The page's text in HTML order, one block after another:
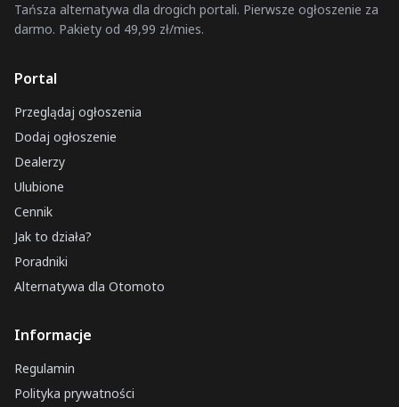
Tańsza alternatywa dla drogich portali. Pierwsze ogłoszenie za
darmo. Pakiety od 49,99 zł/mies.
Portal
Przeglądaj ogłoszenia
Dodaj ogłoszenie
Dealerzy
Ulubione
Cennik
Jak to działa?
Poradniki
Alternatywa dla Otomoto
Informacje
Regulamin
Polityka prywatności